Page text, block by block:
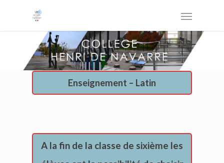
Enseignement – Latin
A la fin de la classe de sixième les